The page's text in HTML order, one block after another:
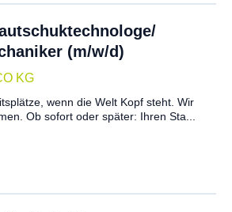
(m/w/d)
KG
wenn die Welt Kopf steht. Wir
Ob sofort oder später: Ihren Sta...